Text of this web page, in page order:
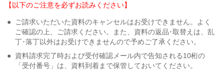
【以下のご注意を必ずお読みください】
●
ご請求いただいた資料のキャンセルはお受けできません。よく
ご確認の上、ご請求ください。また、資料の返品･取替えは、乱
丁･落丁以外はお受けできませんので予めご了承ください。
● 資料請求完了時および受付確認メール内で告知される10桁の
「受付番号」は、資料到着まで保管しておいてください。